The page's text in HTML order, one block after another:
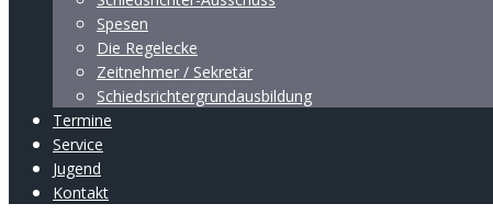
Spesen
Die Regelecke
Zeitnehmer / Sekretär
Schiedsrichtergrundausbildung
Termine
Service
Jugend
Kontakt